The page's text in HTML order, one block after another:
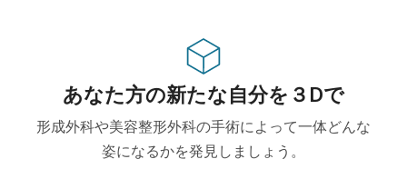
あなた方の新たな自分を３Dで
形成外科や美容整形外科の手術によって一体どんな
姿になるかを発見しましょう。